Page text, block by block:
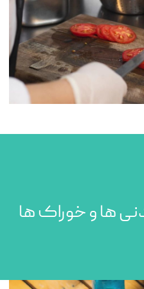
ها و خوراک ها